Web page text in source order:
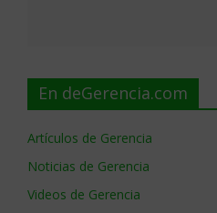
En deGerencia.com
Artículos de Gerencia
Noticias de Gerencia
Videos de Gerencia